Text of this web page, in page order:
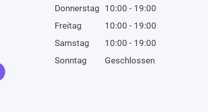
Donnerstag 10:00 - 19:00
Freitag
10:00 - 19:00
Samstag
10:00 - 19:00
Sonntag
Geschlossen